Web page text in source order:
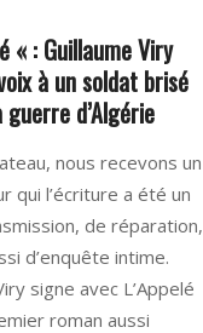
« : Guillaume Viry
à un soldat brisé
d’Algérie
nous recevons un
qui l’écriture a été un
de réparation,
d’enquête intime.
signe avec L’Appelé
roman aussi